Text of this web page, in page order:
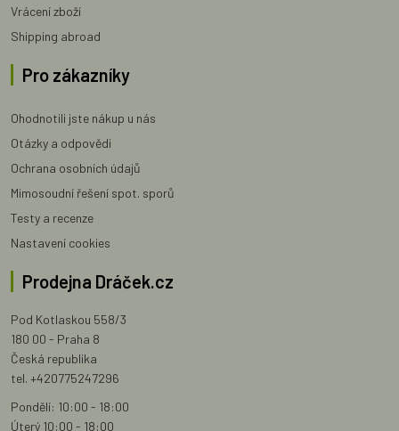
Vrácení zboží
Shipping abroad
Pro zákazníky
Ohodnotili jste nákup u nás
Otázky a odpovědi
Ochrana osobních údajů
Mimosoudní řešení spot. sporů
Testy a recenze
Nastavení cookies
Prodejna Dráček.cz
Pod Kotlaskou 558/3
180 00 - Praha 8
Česká republika
tel. +420775247296
Pondělí: 10:00 - 18:00
Úterý 10:00 - 18:00